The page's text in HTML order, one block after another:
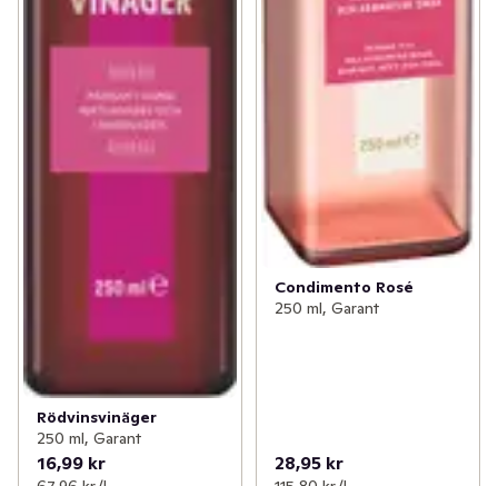
Rödvinsvinäger
250 ml, Garant
16,99 kr
Condimento Rosé
250 ml, Garant
28,95 kr